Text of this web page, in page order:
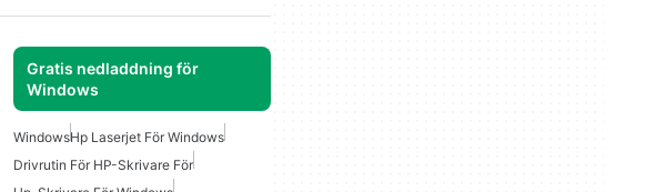
Gratis nedladdning för
Windows
WindowsHp Laserjet För Windows
Drivrutin För HP-Skrivare För